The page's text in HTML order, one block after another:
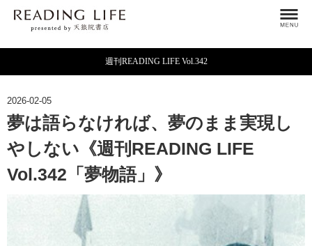
週刊READING LIFE Vol.342
2026-02-05
夢は語らなければ、夢のまま実現し
やしない《週刊READING LIFE
Vol.342「夢物語」》